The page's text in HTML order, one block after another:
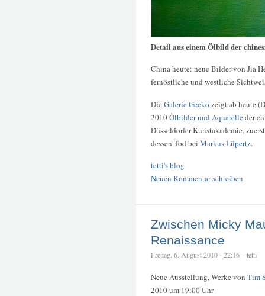
Detail aus einem Ölbild der
China heute: neue Bilder von Jia
fernöstliche und westliche
Die Galerie Gecko zeigt ab heute
2010Ölbilder und Aquarelleder
Düsseldorfer Kunstakademie,
dessen Tod bei Markus Lüpertz.
tetti's blog
Neuen Kommentar schreiben
Zwischen Micky
Renaissance
Freitag, 6. August 2010 - 22:16 – tetti
Neue Ausstellung, Werke von Tim
2010 um 19:00 Uhr